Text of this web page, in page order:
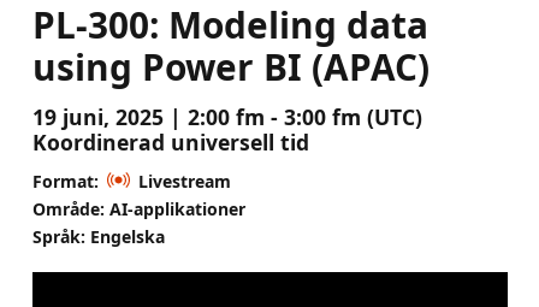
PL-300: Modeling data
using Power BI (APAC)
19 juni, 2025 | 2:00 fm - 3:00 fm (UTC)
Koordinerad universell tid
Format:
Livestream
Område: AI-applikationer
Språk: Engelska